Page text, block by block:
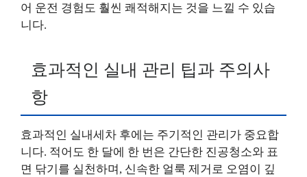
어 운전 경험도 훨씬 쾌적해지는 것을 느낄 수 있습
니다.
효과적인 실내 관리 팁과 주의사
항
효과적인 실내세차 후에는 주기적인 관리가 중요합
니다. 적어도 한 달에 한 번은 간단한 진공청소와 표
면 닦기를 실천하며, 신속한 얼룩 제거로 오염이 깊